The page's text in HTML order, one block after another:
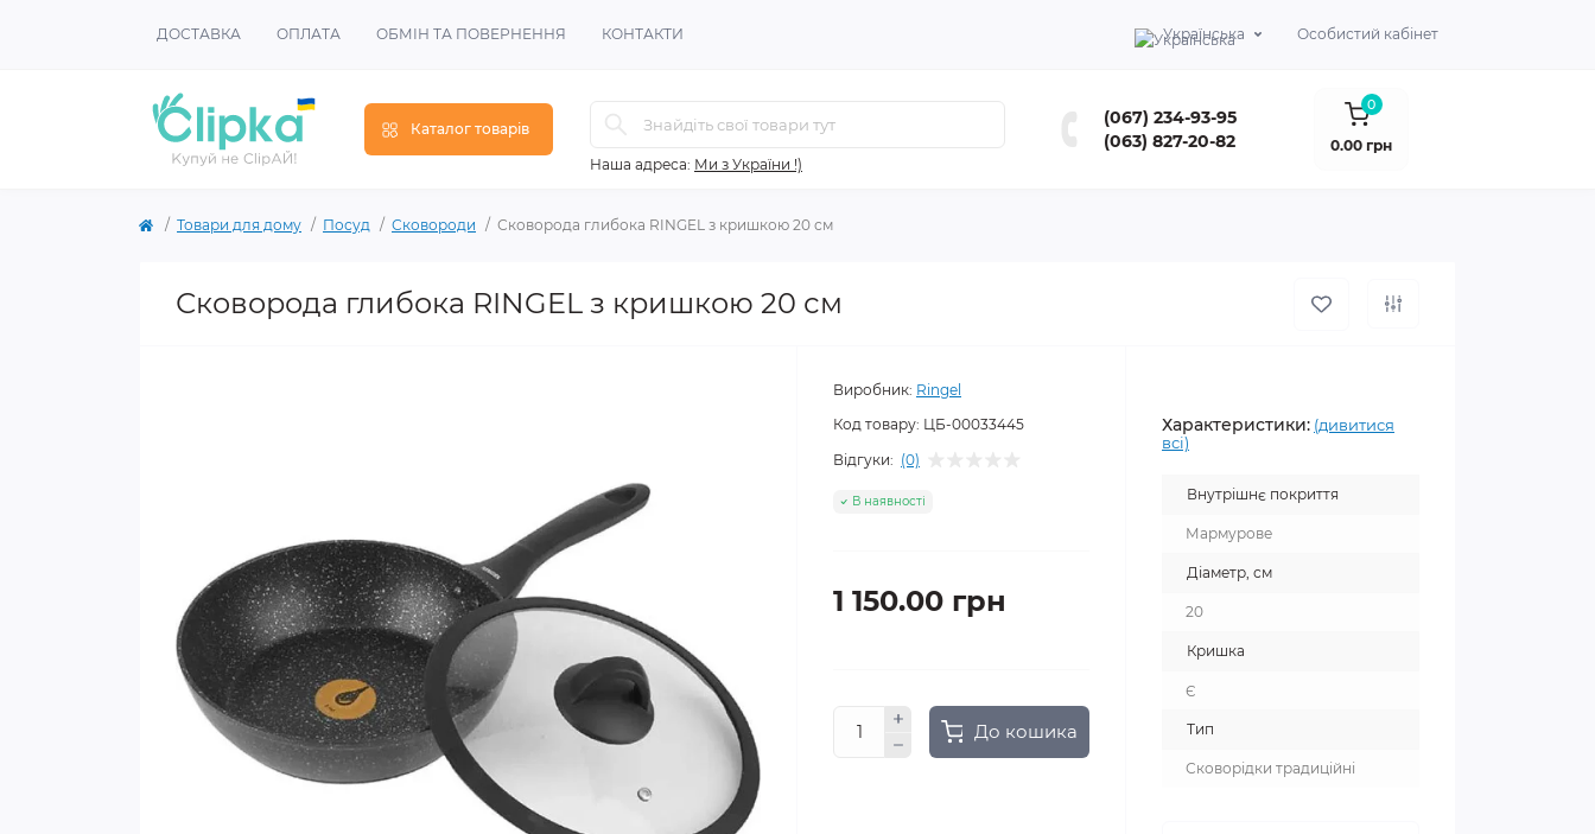
ДОСТАВКА ОПЛАТА ОБМІН ТА ПОВЕРНЕННЯ КОНТАКТИ Українська Особистий кабінет
Каталог товарів
Наша адреса: Ми з України !)
(067) 234-93-95
(063) 827-20-82
0
0.00 грн
Товари для дому Посуд Сковороди Сковорода глибока RINGEL з кришкою 20 см
Сковорода глибока RINGEL з кришкою 20 см
Виробник: Ringel
Код товару: ЦБ-00033445
Відгуки: (0)
В наявності
1 150.00 грн
До кошика
Характеристики: (дивитися
всі)
Внутрішнє покриття
Мармурове
Діаметр, см
20
Кришка
Є
Тип
Сковорідки традиційні